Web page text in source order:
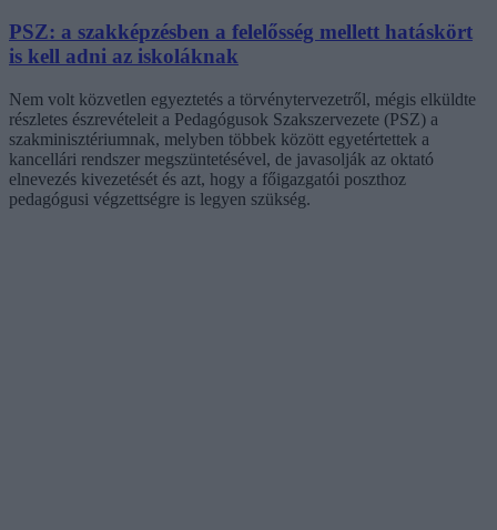
PSZ: a szakképzésben a felelősség mellett hatáskört
is kell adni az iskoláknak
Nem volt közvetlen egyeztetés a törvénytervezetről, mégis elküldte
részletes észrevételeit a Pedagógusok Szakszervezete (PSZ) a
szakminisztériumnak, melyben többek között egyetértettek a
kancellári rendszer megszüntetésével, de javasolják az oktató
elnevezés kivezetését és azt, hogy a főigazgatói poszthoz
pedagógusi végzettségre is legyen szükség.